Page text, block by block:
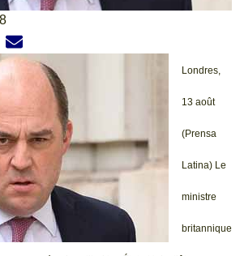
Londres,
13 août
(Prensa
Latina) Le
ministre
britannique